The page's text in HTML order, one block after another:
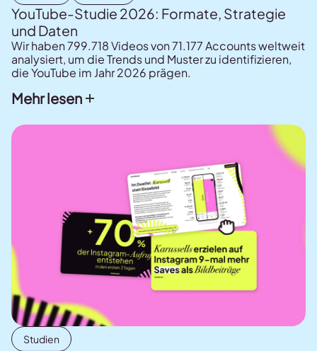
YouTube-Studie 2026: Formate, Strategie
und Daten
Wir haben 799.718 Videos von 71.177 Accounts weltweit
analysiert, um die Trends und Muster zu identifizieren,
die YouTube im Jahr 2026 prägen.
Mehr lesen
Studien